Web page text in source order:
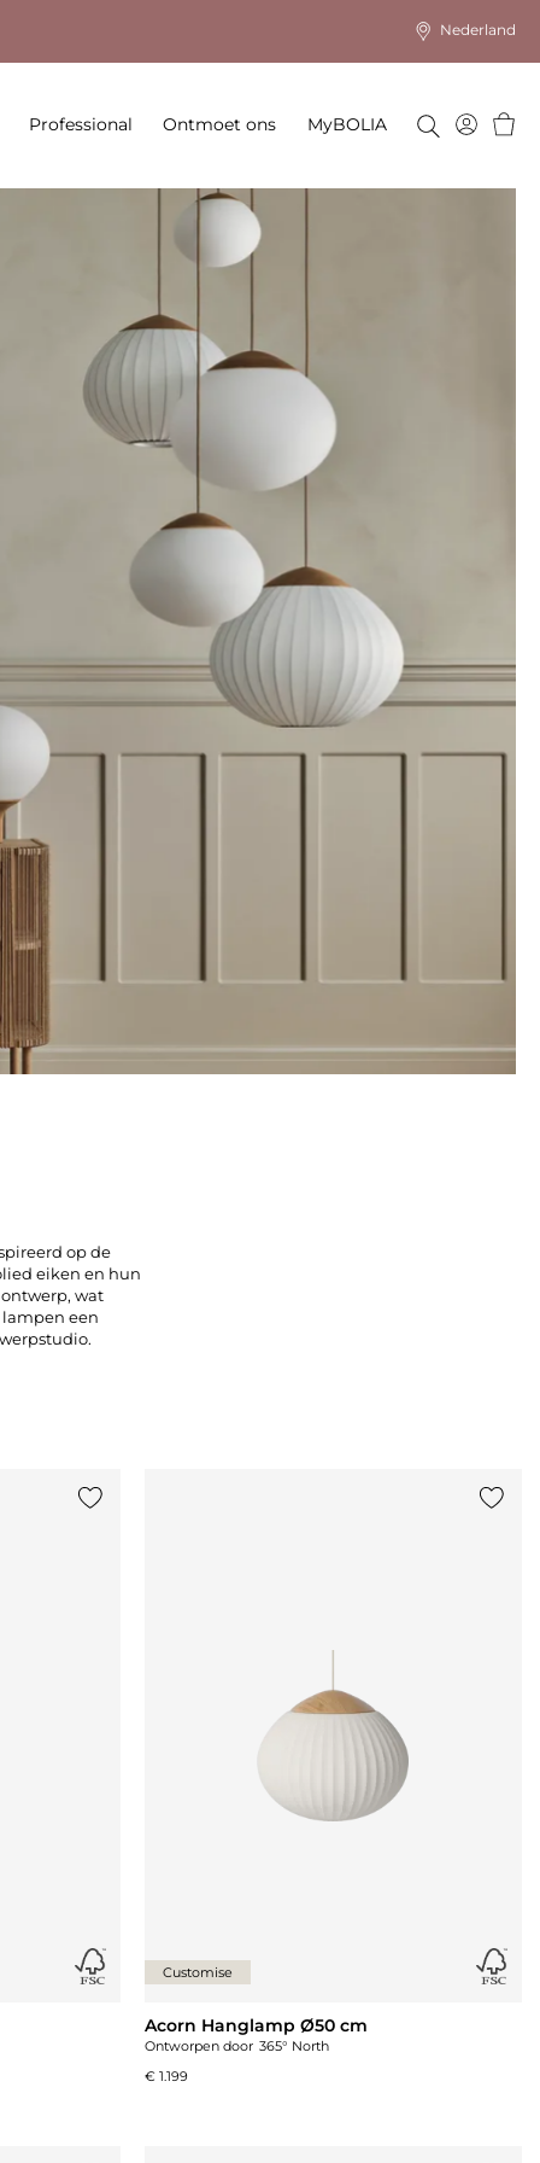
Nederland
Professional Ontmoet ons MyBOLIA
op de
eiken en hun
wat
een
Customise
Acorn Hanglamp Ø50 cm
Ontworpen door 365° North
€ 1.199